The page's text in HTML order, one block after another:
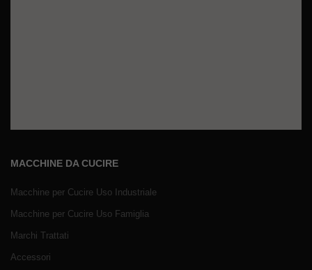
MACCHINE DA CUCIRE
Macchine per Cucire Uso Industriale
Macchine per Cucire Uso Famiglia
Marchi Trattati
Accessori